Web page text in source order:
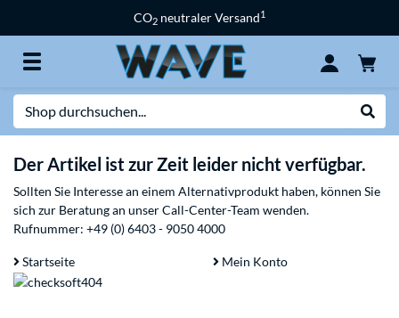
CO2 neutraler Versand1
Der Artikel ist zur Zeit leider nicht verfügbar.
Sollten Sie Interesse an einem Alternativprodukt haben, können Sie
sich zur Beratung an unser Call-Center-Team wenden.
Rufnummer: +49 (0) 6403 - 9050 4000
Startseite Mein Konto